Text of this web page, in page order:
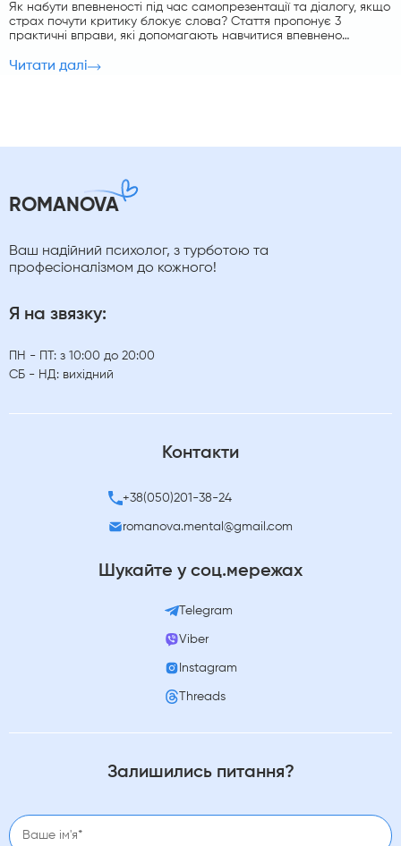
Як набути впевненості під час самопрезентації та діалогу, якщо
страх почути критику блокує слова? Стаття пропонує 3
практичні вправи, які допомагають навчитися впевнено
Читати далі
ROMANOVA
Ваш надійний психолог, з турботою та
професіоналізмом до кожного!
Я на звязку:
ПН - ПТ: з 10:00 до 20:00
СБ - НД: вихідний
Контакти
+38(050)201-38-24
romanova.mental@gmail.com
Шукайте у соц.мережах
Telegram
Viber
Instagram
Threads
Залишились питання?